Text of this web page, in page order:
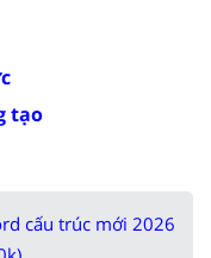
tạo
cấu trúc mới 2026